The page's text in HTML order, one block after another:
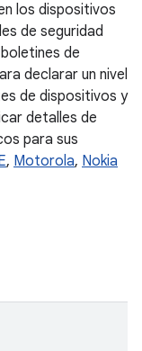
los dispositivos
de seguridad
de
declarar un nivel
de dispositivos y
detalles de
para sus
, Motorola, Nokia